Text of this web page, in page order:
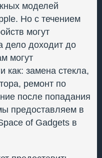
моделей
Но с течением
могут
дело доходит до
могут
как: замена стекла,
ремонт по
после попадания
предоставляем в
of Gadgets в